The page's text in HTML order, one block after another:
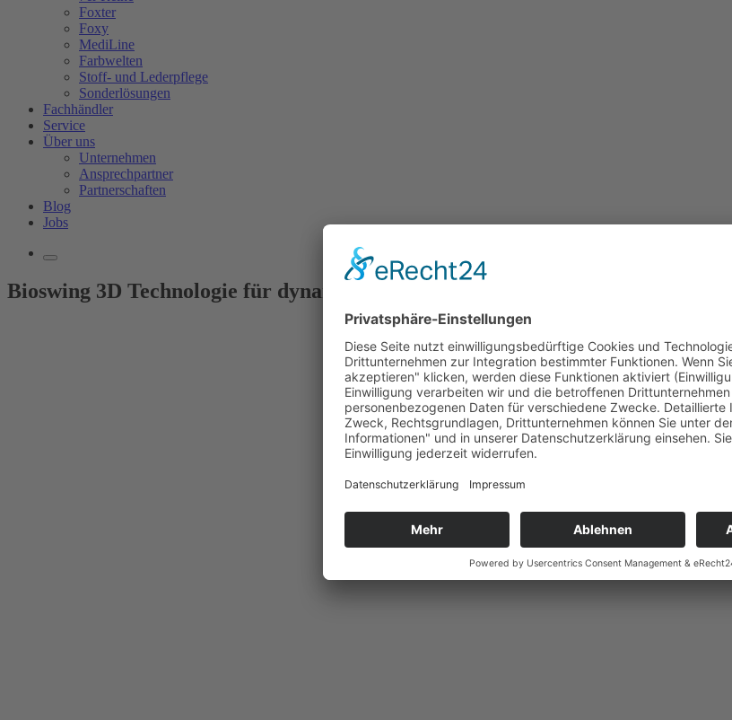
Foxter
Foxy
MediLine
Farbwelten
Stoff- und Lederpflege
Sonderlösungen
Fachhändler
Service
Über uns
Unternehmen
Ansprechpartner
Partnerschaften
Blog
Jobs
Bioswing 3D Technologie für dynamisches Sitzen im Vergleich zum Kippprinzip